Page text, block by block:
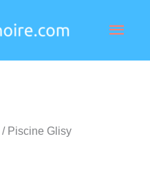
/ Piscine Glisy